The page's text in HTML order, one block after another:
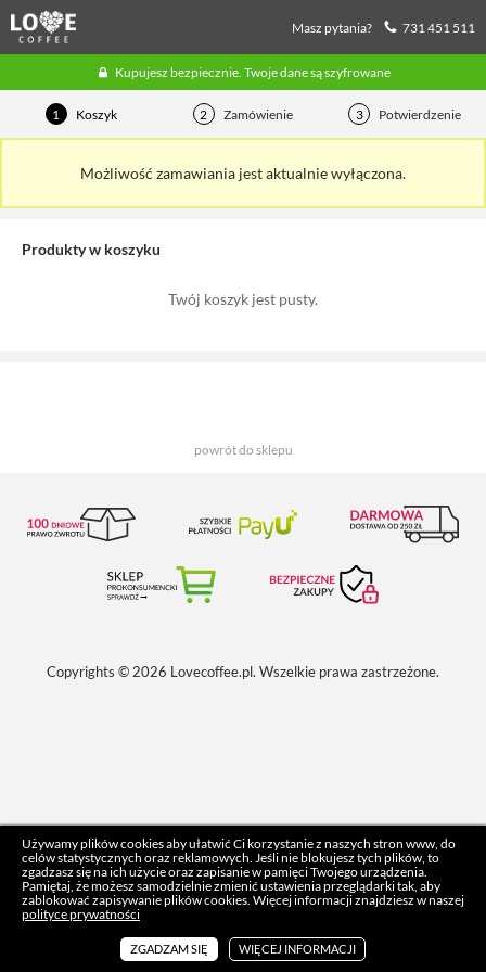
Kupujesz bezpiecznie. Twoje dane są szyfrowane
Masz pytania? 731 451 511
1 Koszyk 2 Zamówienie 3 Potwierdzenie
Możliwość zamawiania jest aktualnie wyłączona.
Produkty w koszyku
Twój koszyk jest pusty.
powrót do sklepu
Copyrights © 2026 Lovecoffee.pl. Wszelkie prawa zastrzeżone.
Używamy plików cookies aby ułatwić Ci korzystanie z naszych stron www, do
celów statystycznych oraz reklamowych. Jeśli nie blokujesz tych plików, to
zgadzasz się na ich użycie oraz zapisanie w pamięci Twojego urządzenia.
Pamiętaj, że możesz samodzielnie zmienić ustawienia przeglądarki tak, aby
zablokować zapisywanie plików cookies. Więcej informacji znajdziesz w naszej
polityce prywatności
ZGADZAM SIĘ WIĘCEJ INFORMACJI